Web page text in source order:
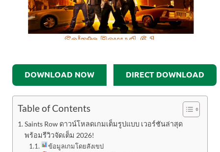
DOWNLOAD NOW DIRECT DOWNLOAD
Table of Contents
Saints Row ดาวน์โหลดเกมเต็มรูปแบบ เวอร์ชันล่าสุด
พร้อมรีวิวจัดเต็ม 2026!
ข้อมูลเกมโดยสังเขป